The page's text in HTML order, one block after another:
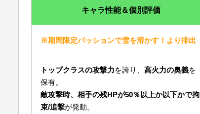
キャラ性能＆個別評価
※期間限定パッションで雪を溶かす！より排出
トップクラスの攻撃力を誇り、高火力の奥義を
保有。
敵攻撃時、相手の残HPが50％以上か以下かで拘
束/追撃が発動。